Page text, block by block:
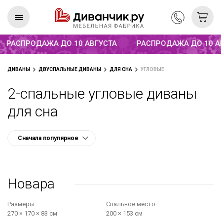
Распродажа до 10 августа
ДО 10 АВГУСТА
РАСПРОДАЖА ДО 10
ДИВАНЫ ДВУСПАЛЬНЫЕ ДИВАНЫ ДЛЯ СНА УГЛОВЫЕ
2-спальные угловые диваны
для сна
Новара
Размеры:
270 × 170 × 83 см
Cпальное место:
200 × 153 см
коллекция